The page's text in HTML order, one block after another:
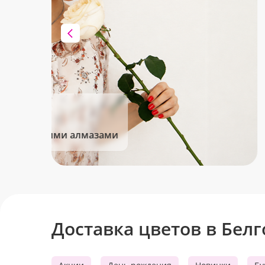
Клубника в шоколаде
Сладкие моменты для Вас!
Доставка цветов в